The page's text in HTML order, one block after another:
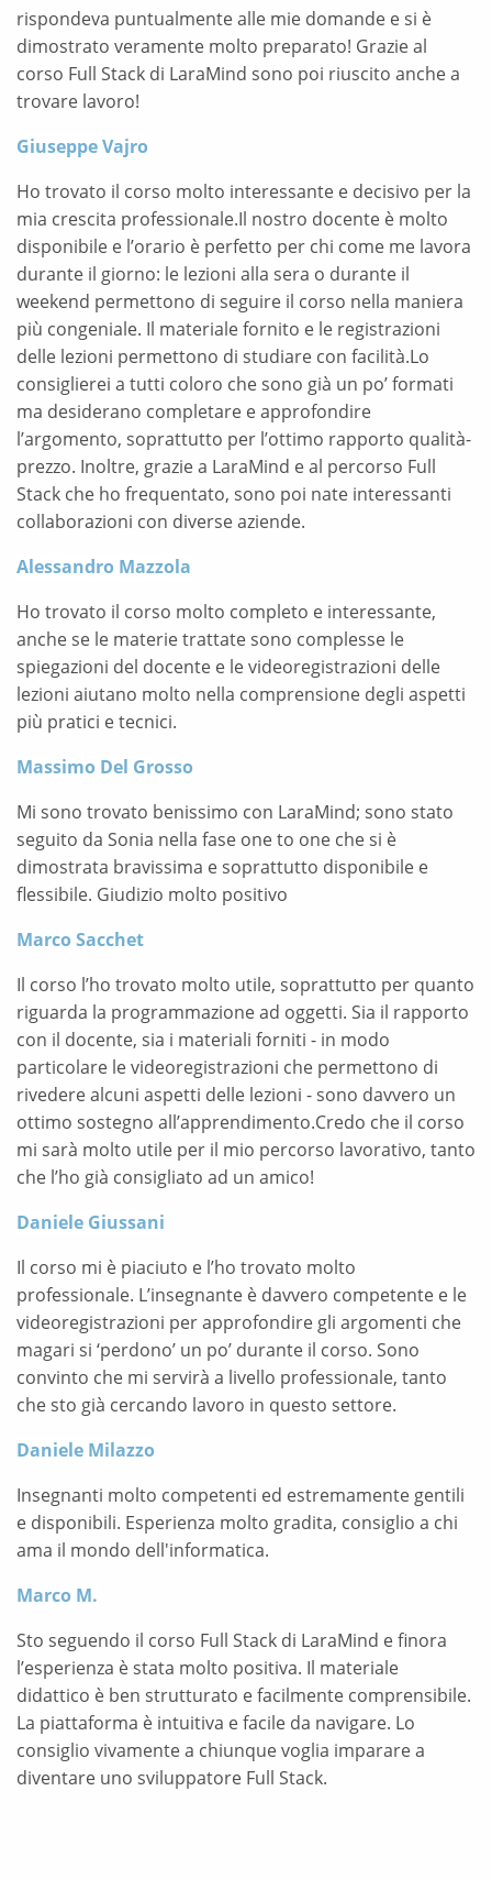
rispondeva puntualmente alle mie domande e si è
dimostrato veramente molto preparato! Grazie al
corso Full Stack di LaraMind sono poi riuscito anche a
trovare lavoro!
Giuseppe Vajro
Ho trovato il corso molto interessante e decisivo per la
mia crescita professionale.Il nostro docente è molto
disponibile e l’orario è perfetto per chi come me lavora
durante il giorno: le lezioni alla sera o durante il
weekend permettono di seguire il corso nella maniera
più congeniale. Il materiale fornito e le registrazioni
delle lezioni permettono di studiare con facilità.Lo
consiglierei a tutti coloro che sono già un po’ formati
ma desiderano completare e approfondire
l’argomento, soprattutto per l’ottimo rapporto qualità-
prezzo. Inoltre, grazie a LaraMind e al percorso Full
Stack che ho frequentato, sono poi nate interessanti
collaborazioni con diverse aziende.
Alessandro Mazzola
Ho trovato il corso molto completo e interessante,
anche se le materie trattate sono complesse le
spiegazioni del docente e le videoregistrazioni delle
lezioni aiutano molto nella comprensione degli aspetti
più pratici e tecnici.
Massimo Del Grosso
Mi sono trovato benissimo con LaraMind; sono stato
seguito da Sonia nella fase one to one che si è
dimostrata bravissima e soprattutto disponibile e
flessibile. Giudizio molto positivo
Marco Sacchet
Il corso l’ho trovato molto utile, soprattutto per quanto
riguarda la programmazione ad oggetti. Sia il rapporto
con il docente, sia i materiali forniti - in modo
particolare le videoregistrazioni che permettono di
rivedere alcuni aspetti delle lezioni - sono davvero un
ottimo sostegno all’apprendimento.Credo che il corso
mi sarà molto utile per il mio percorso lavorativo, tanto
che l’ho già consigliato ad un amico!
Daniele Giussani
Il corso mi è piaciuto e l’ho trovato molto
professionale. L’insegnante è davvero competente e le
videoregistrazioni per approfondire gli argomenti che
magari si ‘perdono’ un po’ durante il corso. Sono
convinto che mi servirà a livello professionale, tanto
che sto già cercando lavoro in questo settore.
Daniele Milazzo
Insegnanti molto competenti ed estremamente gentili
e disponibili. Esperienza molto gradita, consiglio a chi
ama il mondo dell'informatica.
Marco M.
Sto seguendo il corso Full Stack di LaraMind e finora
l’esperienza è stata molto positiva. Il materiale
didattico è ben strutturato e facilmente comprensibile.
La piattaforma è intuitiva e facile da navigare. Lo
consiglio vivamente a chiunque voglia imparare a
diventare uno sviluppatore Full Stack.